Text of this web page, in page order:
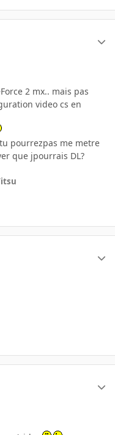
2 mx.. mais pas
video cs en
tu pourrezpas me metre
que jpourrais DL?